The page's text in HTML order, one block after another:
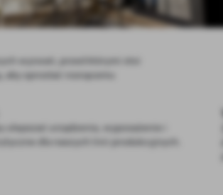
wyzwań, przed którymi stoi
sprostać rosnącemu
ulepszać urządzenia, wyposażenie i
dla naszych linii produkcyjnych.